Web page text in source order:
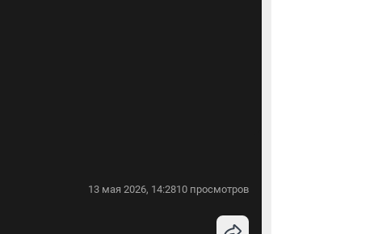
13 мая 2026, 14:2810 просмотров